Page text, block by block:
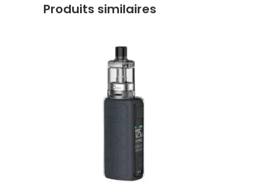
Produits similaires